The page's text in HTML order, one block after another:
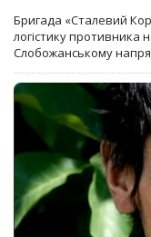
Бригада «Сталевий
логістику противника
Слобожанському